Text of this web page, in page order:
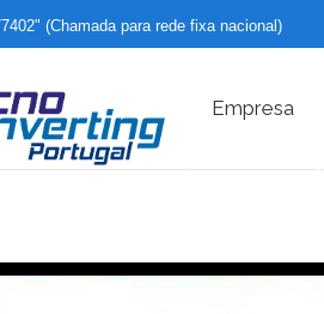
(Chamada para rede fixa nacional)
Empresa